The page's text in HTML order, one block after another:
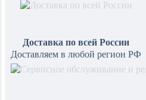
Доставка по всей России
Доставляем в любой регион РФ